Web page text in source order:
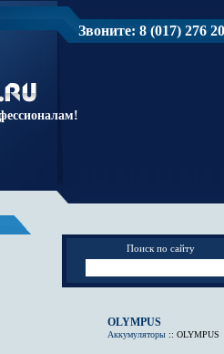
Звоните: 8 (017) 276
Поиск по сайту
OLYMPUS
Аккумуляторы :: OLYMPUS